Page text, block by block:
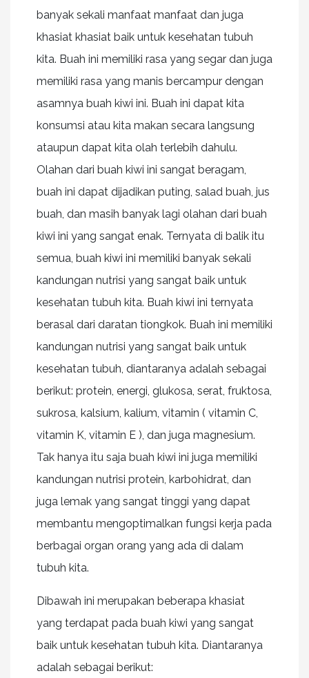
banyak sekali manfaat manfaat dan juga
khasiat khasiat baik untuk kesehatan tubuh
kita. Buah ini memiliki rasa yang segar dan juga
memiliki rasa yang manis bercampur dengan
asamnya buah kiwi ini. Buah ini dapat kita
konsumsi atau kita makan secara langsung
ataupun dapat kita olah terlebih dahulu.
Olahan dari buah kiwi ini sangat beragam,
buah ini dapat dijadikan puting, salad buah, jus
buah, dan masih banyak lagi olahan dari buah
kiwi ini yang sangat enak. Ternyata di balik itu
semua, buah kiwi ini memiliki banyak sekali
kandungan nutrisi yang sangat baik untuk
kesehatan tubuh kita. Buah kiwi ini ternyata
berasal dari daratan tiongkok. Buah ini memiliki
kandungan nutrisi yang sangat baik untuk
kesehatan tubuh, diantaranya adalah sebagai
berikut: protein, energi, glukosa, serat, fruktosa,
sukrosa, kalsium, kalium, vitamin ( vitamin C,
vitamin K, vitamin E ), dan juga magnesium.
Tak hanya itu saja buah kiwi ini juga memiliki
kandungan nutrisi protein, karbohidrat, dan
juga lemak yang sangat tinggi yang dapat
membantu mengoptimalkan fungsi kerja pada
berbagai organ orang yang ada di dalam
tubuh kita.
Dibawah ini merupakan beberapa khasiat
yang terdapat pada buah kiwi yang sangat
baik untuk kesehatan tubuh kita. Diantaranya
adalah sebagai berikut: